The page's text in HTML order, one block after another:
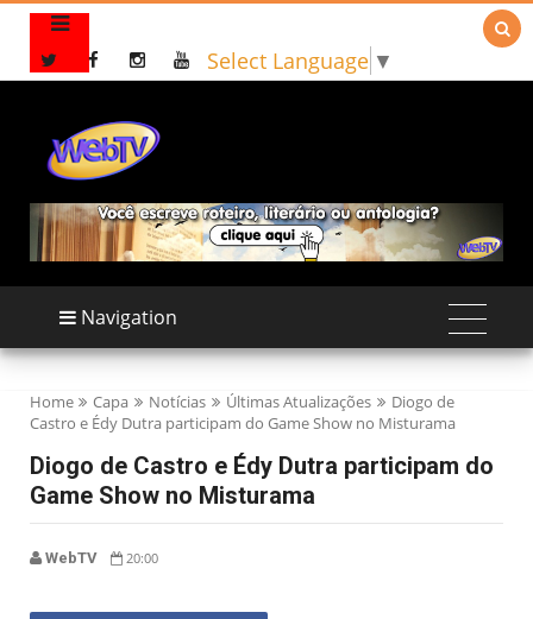
Select Language ▼

Navigation
Home Capa Notícias Últimas Atualizações
Diogo de
Castro e Édy Dutra participam do Game Show no Misturama
Diogo de Castro e Édy Dutra participam do
Game Show no Misturama
WebTV 20:00